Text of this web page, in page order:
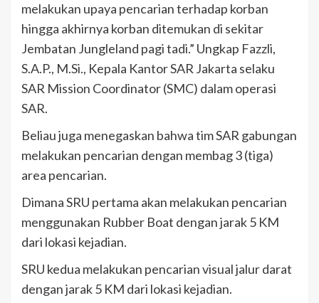
melakukan upaya pencarian terhadap korban
hingga akhirnya korban ditemukan di sekitar
Jembatan Jungleland pagi tadi.” Ungkap Fazzli,
S.A.P., M.Si., Kepala Kantor SAR Jakarta selaku
SAR Mission Coordinator (SMC) dalam operasi
SAR.
Beliau juga menegaskan bahwa tim SAR gabungan
melakukan pencarian dengan membag 3 (tiga)
area pencarian.
Dimana SRU pertama akan melakukan pencarian
menggunakan Rubber Boat dengan jarak 5 KM
dari lokasi kejadian.
SRU kedua melakukan pencarian visual jalur darat
dengan jarak 5 KM dari lokasi kejadian.